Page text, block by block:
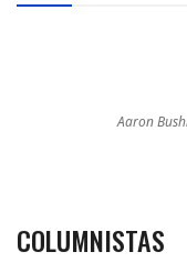
Aaron
COLUMNISTAS